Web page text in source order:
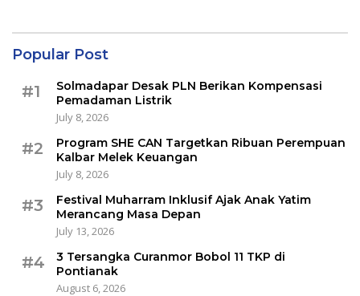
Popular Post
#1
Solmadapar Desak PLN Berikan Kompensasi
Pemadaman Listrik
July 8, 2026
#2
Program SHE CAN Targetkan Ribuan Perempuan
Kalbar Melek Keuangan
July 8, 2026
#3
Festival Muharram Inklusif Ajak Anak Yatim
Merancang Masa Depan
July 13, 2026
#4
3 Tersangka Curanmor Bobol 11 TKP di
Pontianak
August 6, 2026